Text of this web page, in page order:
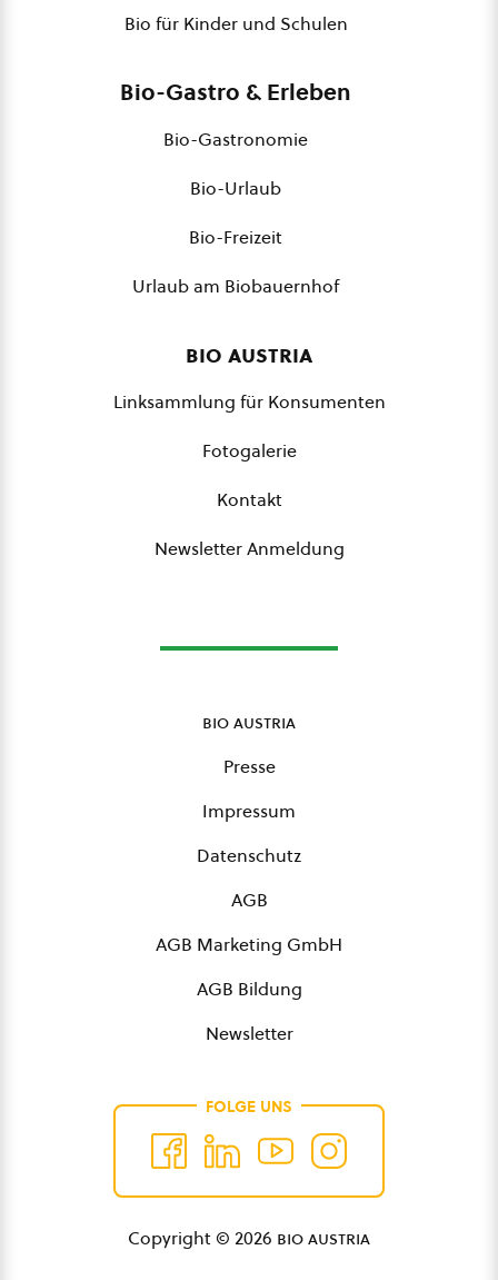
Bio für Kinder und Schulen
Bio-Gastro & Erleben
Bio-Gastronomie
Bio-Urlaub
Bio-Freizeit
Urlaub am Biobauernhof
bio austria
Linksammlung für Konsumenten
Fotogalerie
Kontakt
Newsletter Anmeldung
bio austria
Presse
Impressum
Datenschutz
AGB
AGB Marketing GmbH
AGB Bildung
Newsletter
FOLGE UNS
Copyright © 2026 bio austria